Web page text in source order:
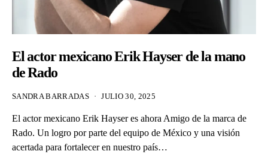
El actor mexicano Erik Hayser de la mano
de Rado
SANDRA BARRADAS JULIO 30, 2025
El actor mexicano Erik Hayser es ahora Amigo de la marca de
Rado. Un logro por parte del equipo de México y una visión
acertada para fortalecer en nuestro país…